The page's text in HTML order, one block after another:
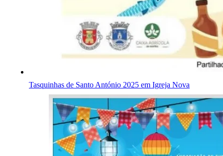
Tasquinhas de Santo António 2025 em Igreja Nova